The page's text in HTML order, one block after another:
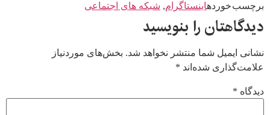
برچسب خوردهاینستاگرام, شبکه های اجتماعی
دیدگاهتان را بنویسید
نشانی ایمیل شما منتشر نخواهد شد. بخش‌های موردنیاز
علامت‌گذاری شده‌اند *
دیدگاه *